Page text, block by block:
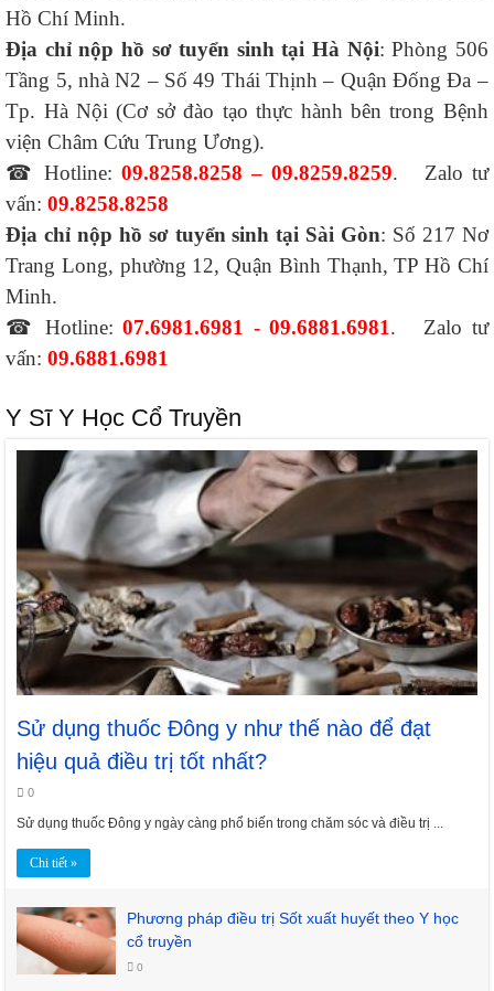
Hồ Chí Minh.
Địa chỉ nộp hồ sơ tuyển sinh tại Hà Nội: Phòng 506
Tầng 5, nhà N2 – Số 49 Thái Thịnh – Quận Đống Đa –
Tp. Hà Nội (Cơ sở đào tạo thực hành bên trong Bệnh
viện Châm Cứu Trung Ương).
☎ Hotline:09.8258.8258 – 09.8259.8259. Zalo tư
vấn:09.8258.8258
Địa chỉ nộp hồ sơ tuyển sinh tại Sài Gòn: Số 217 Nơ
Trang Long, phường 12, Quận Bình Thạnh, TP Hồ Chí
Minh.
☎ Hotline:07.6981.6981 - 09.6881.6981. Zalo tư
vấn: 09.6881.6981
Y Sĩ Y Học Cổ Truyền
Sử dụng thuốc Đông y như thế nào để đạt
hiệu quả điều trị tốt nhất?
0
Sử dụng thuốc Đông y ngày càng phổ biến trong chăm sóc và điều trị ...
Chi tiết »
Phương pháp điều trị Sốt xuất huyết theo Y học
cổ truyền
0